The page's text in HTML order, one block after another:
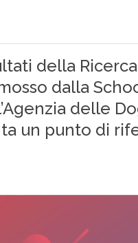
della Ricerca
dalla
delle
un punto di